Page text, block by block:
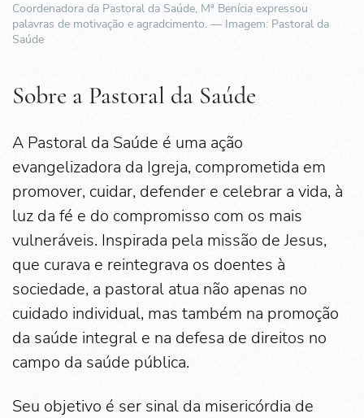
Coordenadora da Pastoral da Saúde, Mª Benícia expressou
palavras de motivação e agradcimento. — Imagem: Pastoral da
Saúde
Sobre a Pastoral da Saúde
A Pastoral da Saúde é uma ação
evangelizadora da Igreja, comprometida em
promover, cuidar, defender e celebrar a vida, à
luz da fé e do compromisso com os mais
vulneráveis. Inspirada pela missão de Jesus,
que curava e reintegrava os doentes à
sociedade, a pastoral atua não apenas no
cuidado individual, mas também na promoção
da saúde integral e na defesa de direitos no
campo da saúde pública.
Seu objetivo é ser sinal da misericórdia de